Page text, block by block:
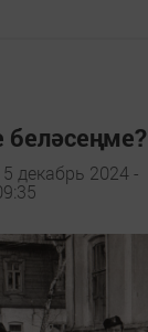
беләсеңме?
декабрь 2024 -